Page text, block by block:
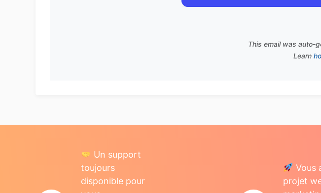
This email was auto-
Learn
Un support
toujours
disponible pour
Vous
projet